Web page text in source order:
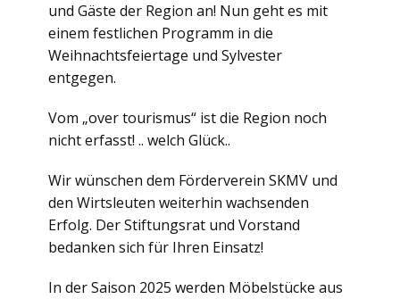
und Gäste der Region an! Nun geht es mit
einem festlichen Programm in die
Weihnachtsfeiertage und Sylvester
entgegen.
Vom „over tourismus“ ist die Region noch
nicht erfasst! .. welch Glück..
Wir wünschen dem Förderverein SKMV und
den Wirtsleuten weiterhin wachsenden
Erfolg. Der Stiftungsrat und Vorstand
bedanken sich für Ihren Einsatz!
In der Saison 2025 werden Möbelstücke aus